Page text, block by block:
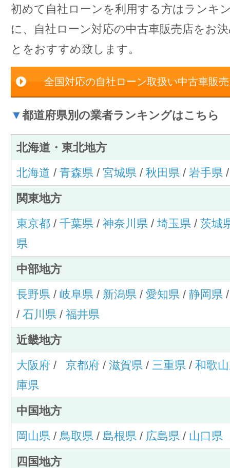
初めて自社ローンを利用する方はランキ
に、自社ローン対応の中古車販売店をお
とをおすすめ致します。
全国対応の自社ローン取扱い中古車販
▼ 都道府県別の業者ランキングはこちら
北海道・東北地方
北海道 / 青森県/ 宮城県/ 秋田県/ 岩手県
関東地方
東京都/ 千葉県/ 神奈川県/ 埼玉県/ 茨城
県
中部地方
長野県/ 岐阜県/ 新潟県/ 愛知県/ 静岡県
/ 石川県/ 福井県
近畿地方
大阪府 / 京都府 / 滋賀県/ 三重県/ 和歌
庫県
中国地方
岡山県/ 鳥取県/ 島根県/ 広島県/ 山口県
四国地方